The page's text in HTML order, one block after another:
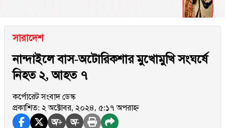
সারাদেশ
নান্দাইলে বাস-অটোরিকশার মুখোমুখি সংঘর্ষে
নিহত ২, আহত ৭
কর্পোরেট সংবাদ ডেস্ক
প্রকাশিত: ২ অক্টোবর, ২০২৪, ৫:১৭ অপরাহ্ন
অ+ অ-